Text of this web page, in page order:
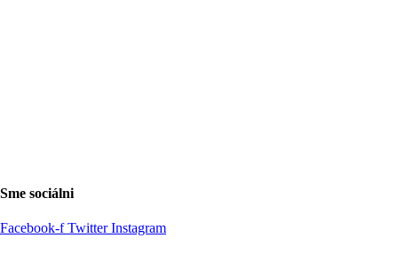
Sme sociálni
Facebook-f Twitter Instagram